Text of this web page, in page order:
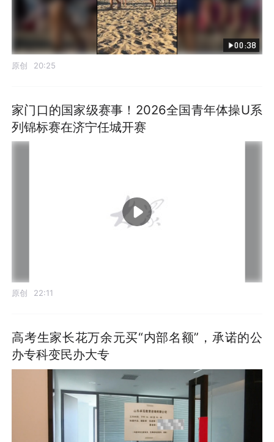
00:38
原创 20:25
家门口的国家级赛事！2026全国青年体操U系
列锦标赛在济宁任城开赛
原创 22:11
高考生家长花万余元买“内部名额”，承诺的公
办专科变民办大专